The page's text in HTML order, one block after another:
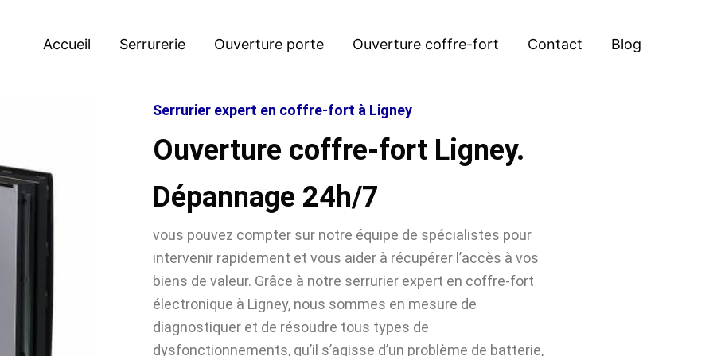
Accueil Serrurerie Ouverture porte Ouverture coffre-fort Contact Blog
Serrurier expert en coffre-fort à Ligney
Ouverture coffre-fort Ligney.
Dépannage 24h/7
vous pouvez compter sur notre équipe de spécialistes pour
intervenir rapidement et vous aider à récupérer l’accès à vos
biens de valeur. Grâce à notre serrurier expert en coffre-fort
électronique à Ligney, nous sommes en mesure de
diagnostiquer et de résoudre tous types de
dysfonctionnements, qu’il s’agisse d’un problème de batterie,